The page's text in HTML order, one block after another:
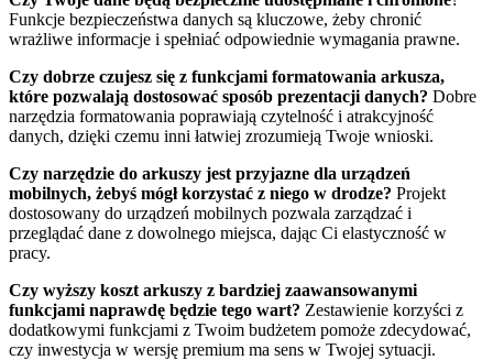
Funkcje bezpieczeństwa danych są kluczowe, żeby chronić
wrażliwe informacje i spełniać odpowiednie wymagania prawne.
Czy dobrze czujesz się z funkcjami formatowania arkusza,
które pozwalają dostosować sposób prezentacji danych? Dobre
narzędzia formatowania poprawiają czytelność i atrakcyjność
danych, dzięki czemu inni łatwiej zrozumieją Twoje wnioski.
Czy narzędzie do arkuszy jest przyjazne dla urządzeń
mobilnych, żebyś mógł korzystać z niego w drodze? Projekt
dostosowany do urządzeń mobilnych pozwala zarządzać i
przeglądać dane z dowolnego miejsca, dając Ci elastyczność w
pracy.
Czy wyższy koszt arkuszy z bardziej zaawansowanymi
funkcjami naprawdę będzie tego wart? Zestawienie korzyści z
dodatkowymi funkcjami z Twoim budżetem pomoże zdecydować,
czy inwestycja w wersję premium ma sens w Twojej sytuacji.